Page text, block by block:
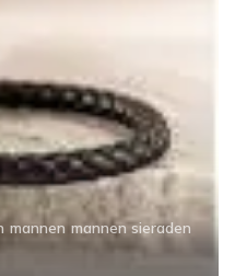
mannen mannen sieraden